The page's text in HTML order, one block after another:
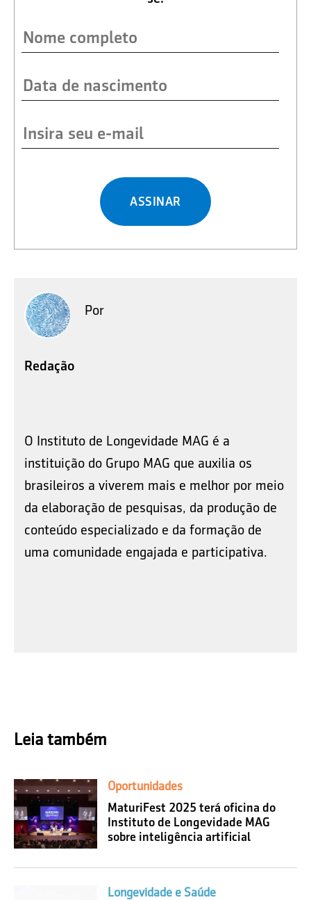
ASSINAR
Por
Redação
O Instituto de Longevidade MAG é a
instituição do Grupo MAG que auxilia os
brasileiros a viverem mais e melhor por meio
da elaboração de pesquisas, da produção de
conteúdo especializado e da formação de
uma comunidade engajada e participativa.
Leia também
Oportunidades
MaturiFest 2025 terá oficina do
Instituto de Longevidade MAG
sobre inteligência artificial
Longevidade e Saúde